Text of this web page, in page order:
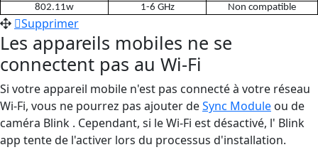
802.11w
1-6 GHz Non compatible
Supprimer
Les appareils mobiles ne se
connectent pas au Wi-Fi
Si votre appareil mobile n'est pas connecté à votre réseau
Wi-Fi, vous ne pourrez pas ajouter deSync Module ou de
caméra Blink . Cependant, si le Wi-Fi est désactivé, l' Blink
app tente de l'activer lors du processus d'installation.